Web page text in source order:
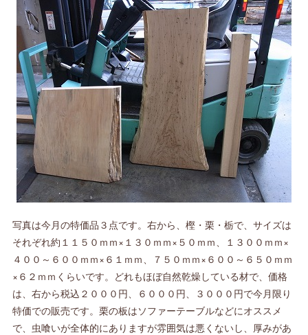
写真は今月の特価品３点です。右から、樫・栗・栃で、サイズは
それぞれ約１１５０ｍｍ×１３０ｍｍ×５０ｍｍ、１３００ｍｍ×
４００～６００ｍｍ×６１ｍｍ、７５０ｍｍ×６００～６５０ｍｍ
×６２ｍｍくらいです。どれもほぼ自然乾燥している材で、価格
は、右から税込２０００円、６０００円、３０００円で今月限り
特価での販売です。栗の板はソファーテーブルなどにオススメ
で、虫喰いが全体的にありますが雰囲気は悪くないし、厚みがあ